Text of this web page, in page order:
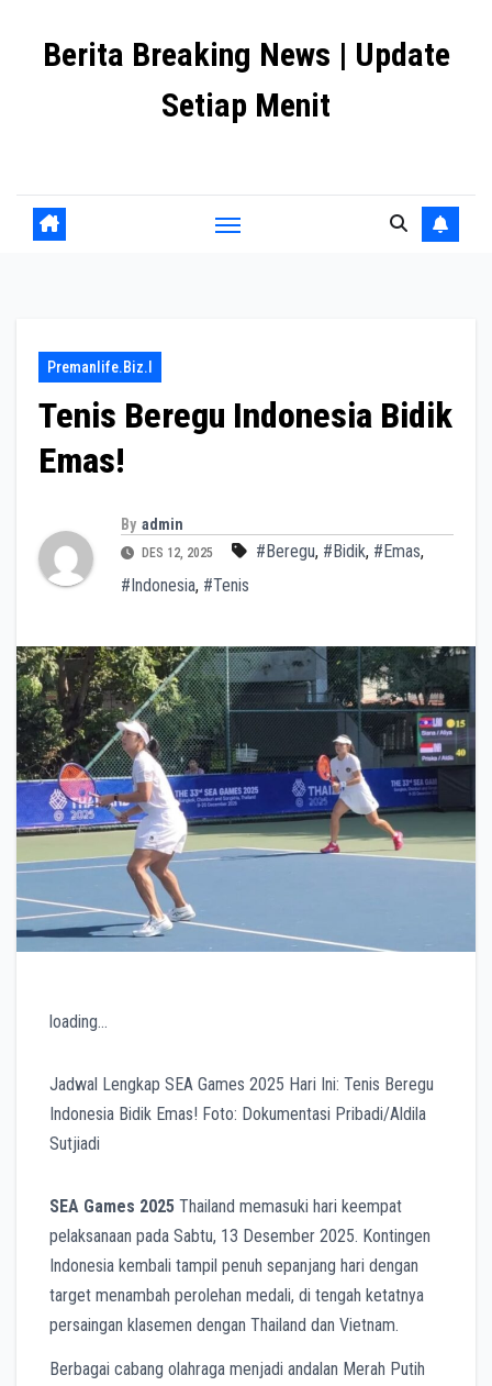
Berita Breaking News | Update
Setiap Menit
Premanlife.biz.i
Tenis Beregu Indonesia Bidik
Emas!
By admin
DES 12, 2025 #Beregu, #Bidik, #Emas,
#Indonesia, #Tenis
loading…
Jadwal Lengkap SEA Games 2025 Hari Ini: Tenis Beregu
Indonesia Bidik Emas! Foto: Dokumentasi Pribadi/Aldila
Sutjiadi
SEA Games 2025 Thailand memasuki hari keempat
pelaksanaan pada Sabtu, 13 Desember 2025. Kontingen
Indonesia kembali tampil penuh sepanjang hari dengan
target menambah perolehan medali, di tengah ketatnya
persaingan klasemen dengan Thailand dan Vietnam.
Berbagai cabang olahraga menjadi andalan Merah Putih